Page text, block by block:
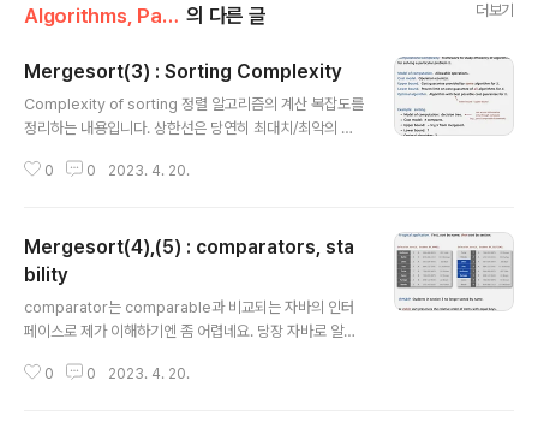
Algorithms, Part 1/3주차 의 다른 글 더보기
Mergesort(3) : Sorting Complexity
Complexity of sorting 정렬 알고리즘의 계산 복잡도를
정리하는 내용입니다. 상한선은 당연히 최대치/최악의 경
니다. 하한선은 이보다 더 좋을 수 없는 최선의 경우가 증명
이에 위치합니다. Decision tree (for 3 distinct a, b, a
nd c) 의사 결정 나무를 통해 정렬에 대한 결정을 시각화할
수 있습니다. 여기서는 각 비교를 합쳐 맨 마지막에 세 개의
값을 비교한 결과물을 얻어낼 수 있음을 보여주고 있습니
를 뜻하게 됩니다. Compare-base..
0 0 2023. 4. 20.
Mergesort(4),(5) : comparators, sta
bility
comparator는 comparable과 비교되는 자바의 인터
페이스로 제가 이해하기엔 좀 어렵네요. 당장 자바로 알고
bility 때로는 정렬 기준(key)이 여러 개가 될 수도 있습니
0 0 2023. 4. 20.